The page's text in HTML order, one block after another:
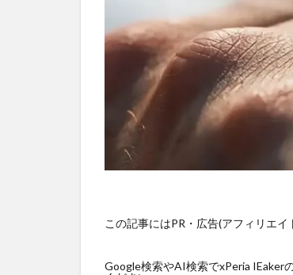
この記事にはPR・広告(アフィリエ
Google検索やAI検索でxPeria IEaker